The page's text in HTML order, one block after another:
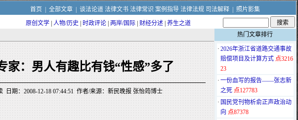
首页 全部文章| 谈法论道 法律文书 法律常识 案例指导 法律法规 司法解释|
照片影集
原创文学 人物/历史 时政评论 两岸/国际 财经分述 养生之道
家：男人有趣比有钱“性感”多了
日期：2008-12-18 07:44:51 作者/来源：新民晚报 张怡筠博士
热门文章排行
· 2026年浙江省道路交通事故
赔偿项目及计算方式 点3216
23
· 一份血写的报告——张志新
之死 点127783
· 国民党刊物析俞正声政治动
向 点87378